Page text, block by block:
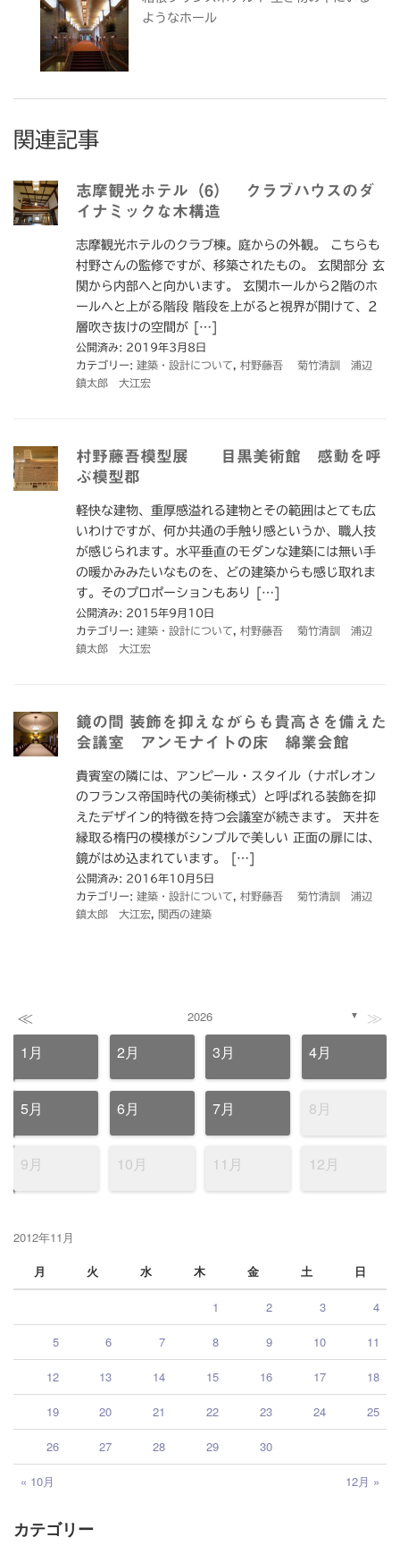
ようなホール
関連記事
志摩観光ホテル（6） クラブハウスのダ
イナミックな木構造
志摩観光ホテルのクラブ棟。庭からの外観。 こちらも
村野さんの監修ですが、移築されたもの。 玄関部分 玄
関から内部へと向かいます。 玄関ホールから2階のホ
ールへと上がる階段 階段を上がると視界が開けて、2
層吹き抜けの空間が […]
公開済み: 2019年3月8日
カテゴリー: 建築・設計について
村野藤吾 菊竹清訓 浦辺
鎮太郎 大江宏
村野藤吾模型展 目黒美術館 感動を呼
ぶ模型郡
軽快な建物、重厚感溢れる建物とその範囲はとても広
いわけですが、何か共通の手触り感というか、職人技
が感じられます。水平垂直のモダンな建築には無い手
の暖かみみたいなものを、どの建築からも感じ取れま
す。そのプロポーションもあり […]
公開済み: 2015年9月10日
カテゴリー: 建築・設計について
村野藤吾 菊竹清訓 浦辺
鎮太郎 大江宏
鏡の間 装飾を抑えながらも貴高さを備えた
会議室 アンモナイトの床 綿業会館
貴賓室の隣には、アンピール・スタイル（ナポレオン
のフランス帝国時代の美術様式）と呼ばれる装飾を抑
えたデザイン的特徴を持つ会議室が続きます。 天井を
縁取る楕円の模様がシンプルで美しい 正面の扉には、
鏡がはめ込まれています。 […]
公開済み: 2016年10月5日
カテゴリー: 建築・設計について
村野藤吾 菊竹清訓 浦辺
鎮太郎 大江宏
関西の建築
≪ 2026 ▼ ≫
1月 2月 3月 4月
5月 6月 7月 8月
9月 10月 11月 12月
2012年11月
月
火 水 木 金 土 日
« 10月 12月 »
1 2 3 4
5 6 7 8 9 10 11
12 13 14 15 16 17 18
19 20 21 22 23 24 25
26 27 28 29 30
カテゴリー